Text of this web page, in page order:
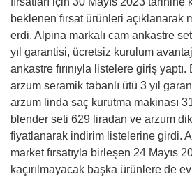
beklenen fırsat ürünleri açıklanarak
erdi. Alpina markalı cam ankastre
yıl garantisi, ücretsiz kurulum
ankastre fırınıyla listelere giriş
arzum seramik tabanlı ütü 3 yıl
arzum linda saç kurutma makinası
blender seti 629 liradan ve arzum
fiyatlanarak indirim listelerine girdi.
market fırsatıyla birleşen 24 Mayıs
kaçırılmayacak başka ürünlere de